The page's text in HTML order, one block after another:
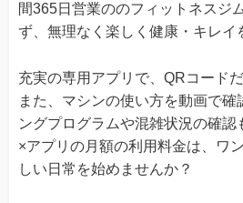
間365日営業ののフィットネスジ
ず、無理なく楽しく健康・キレイ
充実の専用アプリで、QRコード
また、マシンの使い方を動画で確
ングプログラムや混雑状況の確認
×アプリの月額の利用料金は、ワ
しい日常を始めませんか？